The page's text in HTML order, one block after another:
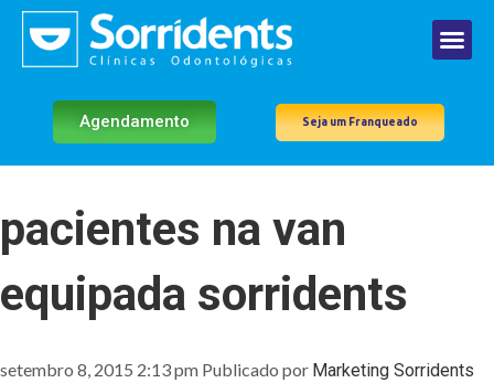
Agendamento Seja um Franqueado
pacientes na van
equipada sorridents
setembro 8, 2015 2:13 pm Publicado por Marketing Sorridents